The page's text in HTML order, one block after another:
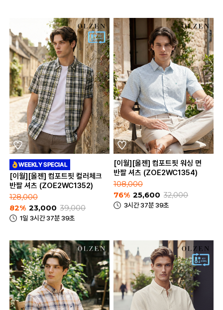
[이월][올젠] 컴포트핏 컬러체크
반팔 셔츠 (ZOE2WC1352)
128,000
82% 23,000 39,000
1일 3시간 37분 39초
[이월][올젠] 컴포트핏 워싱 면
반팔 셔츠 (ZOE2WC1354)
108,000
76% 25,600 32,000
3시간 37분 39초